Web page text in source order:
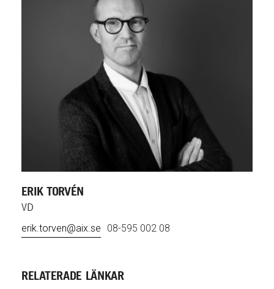
ERIK TORVÉN
VD
erik.torven@aix.se 08-595 002 08
RELATERADE LÄNKAR